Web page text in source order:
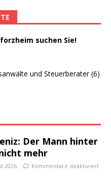
suchen Sie!
und Steuerberater (6)
Der Mann hinter
mehr
2026 Kommentare deaktiviert